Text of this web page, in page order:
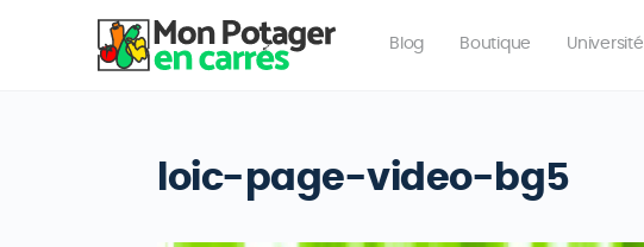
Blog Boutique Université
loic-page-video-bg5